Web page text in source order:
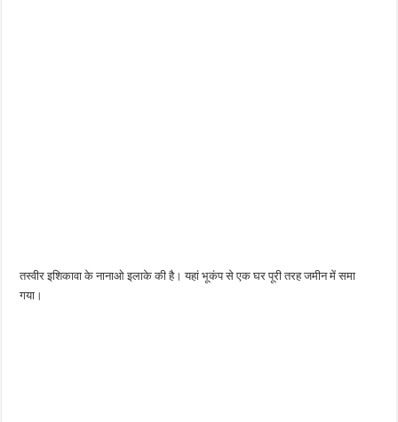
तस्वीर इशिकावा के नानाओ इलाके की है। यहां भूकंप से एक घर पूरी तरह जमीन में समा
गया।